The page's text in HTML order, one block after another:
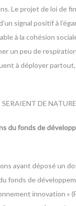
Le projet de loi de
signal positif à
à la cohésion
un peu de
à déployer
SERAIENT DE
du fonds de
ayant déposé un
fonds de
innovation »